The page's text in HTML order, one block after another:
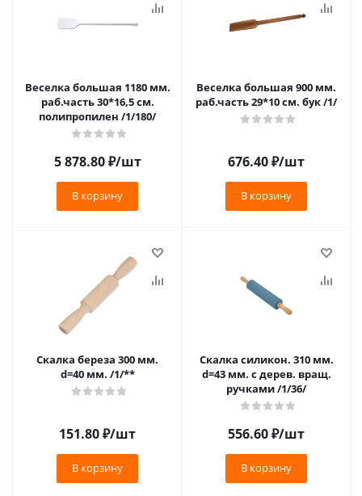
Веселка большая 1180 мм.
раб.часть 30*16,5 см.
полипропилен /1/180/
5 878.80₽/шт
В корзину
Веселка большая 900 мм.
раб.часть 29*10 см. бук /1/
676.40₽/шт
В корзину
Скалка береза 300 мм.
d=40 мм. /1/**
151.80₽/шт
В корзину
Скалка силикон. 310 мм.
d=43 мм. с дерев. вращ.
ручками /1/36/
556.60₽/шт
В корзину